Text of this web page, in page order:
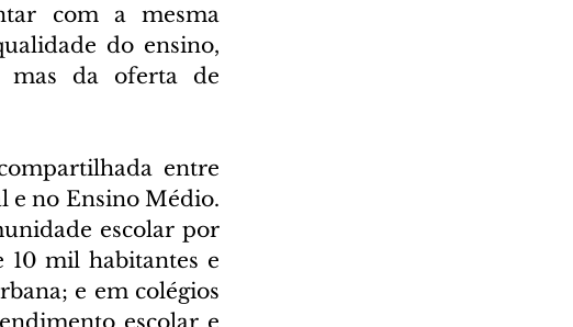
com a mesma
do ensino,
mas da oferta de
entre
e no Ensino Médio.
escolar por
10 mil habitantes e
e em colégios
escolar e